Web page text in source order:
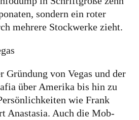
aufgewachsen
Bloggerin, und schreibe auf
du dich für diese Themen
willkommen!
|Datenschutz
sondern ein roter
mehrere Stockwerke zieht.
Gründung von Vegas und der
über Amerika bis hin zu
wie Frank
Anastasia. Auch die Mob-